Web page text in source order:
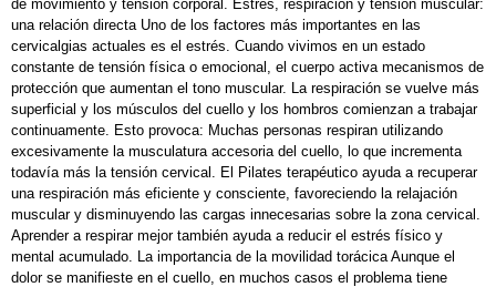
de movimiento y tensión corporal. Estrés, respiración y tensión muscular:
una relación directa Uno de los factores más importantes en las
cervicalgias actuales es el estrés. Cuando vivimos en un estado
constante de tensión física o emocional, el cuerpo activa mecanismos de
protección que aumentan el tono muscular. La respiración se vuelve más
superficial y los músculos del cuello y los hombros comienzan a trabajar
continuamente. Esto provoca: Muchas personas respiran utilizando
excesivamente la musculatura accesoria del cuello, lo que incrementa
todavía más la tensión cervical. El Pilates terapéutico ayuda a recuperar
una respiración más eficiente y consciente, favoreciendo la relajación
muscular y disminuyendo las cargas innecesarias sobre la zona cervical.
Aprender a respirar mejor también ayuda a reducir el estrés físico y
mental acumulado. La importancia de la movilidad torácica Aunque el
dolor se manifieste en el cuello, en muchos casos el problema tiene